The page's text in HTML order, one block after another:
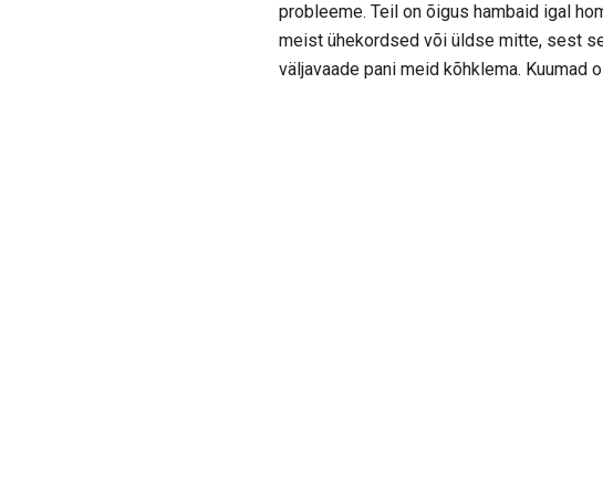
probleeme. Teil on õigus hambaid igal
meist ühekordsed või üldse mitte, sest
väljavaade pani meid kõhklema. Kuumad